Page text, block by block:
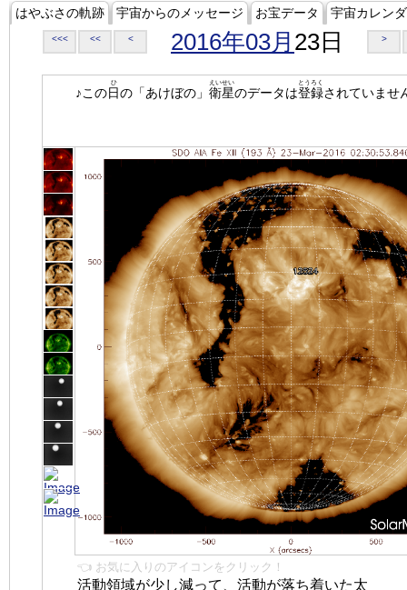
はやぶさの軌跡 宇宙からのメッセージ お宝データ 宇宙カレン
<<< << < 2016年03月 23日 >
♪この日
ひ
の「あけぼの」 衛星
えいせい
のデータは登録
とうろく
されていませ
👈 お気に入りのアイコンをクリック！
活動領域が少し減って、活動が落ち着いた太